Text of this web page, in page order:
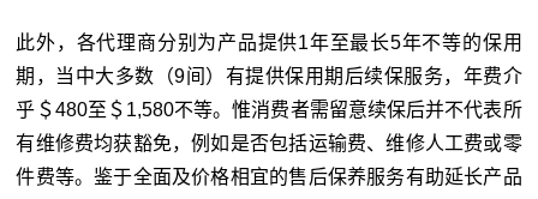
此外，各代理商分别为产品提供1年至最长5年不等的保用
期，当中大多数（9间）有提供保用期后续保服务，年费介
乎＄480至＄1,580不等。惟消费者需留意续保后并不代表所
有维修费均获豁免，例如是否包括运输费、维修人工费或零
件费等。鉴于全面及价格相宜的售后保养服务有助延长产品